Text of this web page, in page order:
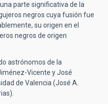
parte significativa de la
negros cuya fusión fue
su origen en el
negros de origen
astrónomos de la
Vicente y José
de Valencia (José A.